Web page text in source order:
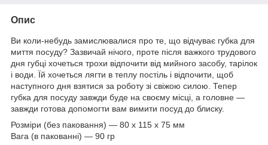
Опис
Ви коли-небудь замислювалися про те, що відчуває губка для
миття посуду? Зазвичай нічого, проте після важкого трудового
дня губці хочеться трохи відпочити від мийного засобу, тарілок
і води. Їй хочеться лягти в теплу постіль і відпочити, щоб
наступного дня взятися за роботу зі свіжою силою. Тепер
губка для посуду завжди буде на своєму місці, а головне —
завжди готова допомогти вам вимити посуд до блиску.
Розміри (без паковання) — 80 x 115 x 75 мм
Вага (в пакованні) — 90 гр